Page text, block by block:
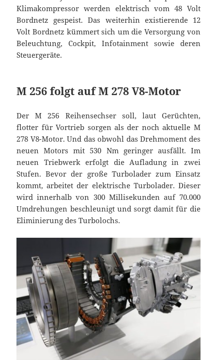
Klimakompressor werden elektrisch vom 48 Volt
Bordnetz gespeist. Das weiterhin existierende 12
Volt Bordnetz kümmert sich um die Versorgung von
Beleuchtung, Cockpit, Infotainment sowie deren
Steuergeräte.
M 256 folgt auf M 278 V8-Motor
Der M 256 Reihensechser soll, laut Gerüchten,
flotter für Vortrieb sorgen als der noch aktuelle M
278 V8-Motor. Und das obwohl das Drehmoment des
neuen Motors mit 530 Nm geringer ausfällt. Im
neuen Triebwerk erfolgt die Aufladung in zwei
Stufen. Bevor der große Turbolader zum Einsatz
kommt, arbeitet der elektrische Turbolader. Dieser
wird innerhalb von 300 Millisekunden auf 70.000
Umdrehungen beschleunigt und sorgt damit für die
Eliminierung des Turbolochs.